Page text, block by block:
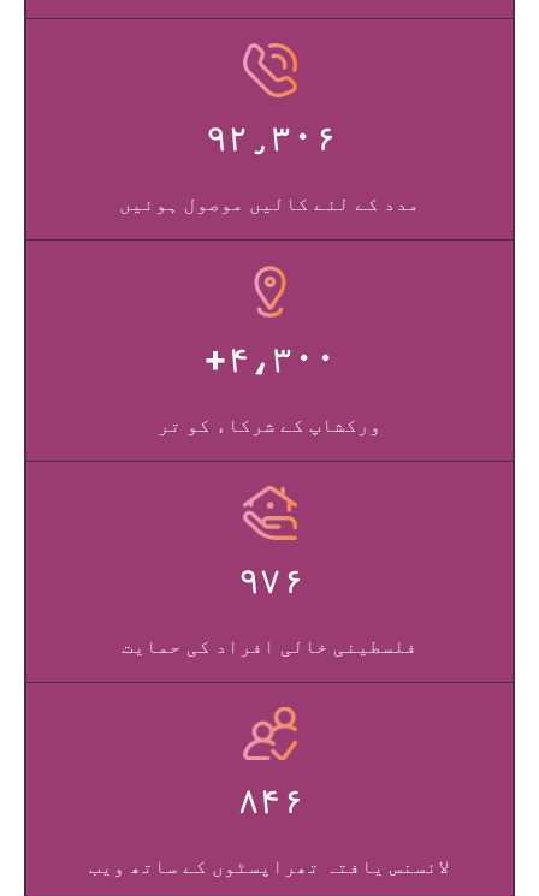
۹۲٫۳۰۶
مدد کے لئے کالیں موصول ہوئیں
۴،۳۰۰+
ورکشاپ کے شرکاء کو تر
۹۷۶
فلسطینی خالی افراد کی حمایت
۸۴۶
لائسنس یافتہ تھراپسٹوں کے ساتھ ویب